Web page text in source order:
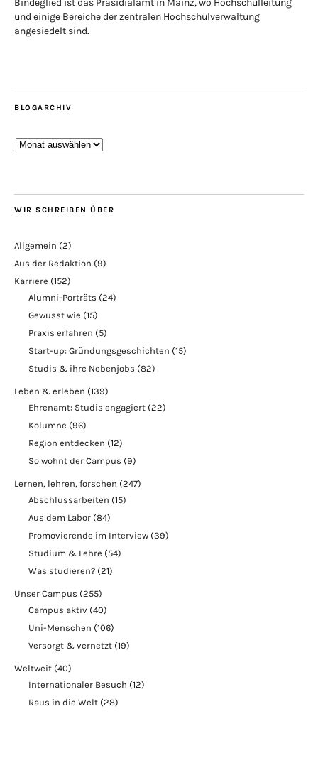
Bindeglied ist das Präsidialamt in Mainz, wo Hochschulleitung
und einige Bereiche der zentralen Hochschulverwaltung
angesiedelt sind.
BLOGARCHIV
Blogarchiv
WIR SCHREIBEN ÜBER
Allgemein (2)
Aus der Redaktion (9)
Karriere (152)
Alumni-Porträts (24)
Gewusst wie (15)
Praxis erfahren (5)
Start-up: Gründungsgeschichten (15)
Studis & ihre Nebenjobs (82)
Leben & erleben (139)
Ehrenamt: Studis engagiert (22)
Kolumne (96)
Region entdecken (12)
So wohnt der Campus (9)
Lernen, lehren, forschen (247)
Abschlussarbeiten (15)
Aus dem Labor (84)
Promovierende im Interview (39)
Studium & Lehre (54)
Was studieren? (21)
Unser Campus (255)
Campus aktiv (40)
Uni-Menschen (106)
Versorgt & vernetzt (19)
Weltweit (40)
Internationaler Besuch (12)
Raus in die Welt (28)